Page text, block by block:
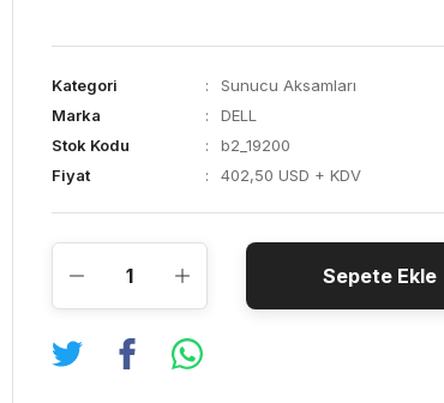
Kategori
Sunucu Aksamları
Marka
DELL
Stok Kodu
b2_19200
Fiyat
402,50 USD + KDV
Sepete Ekle